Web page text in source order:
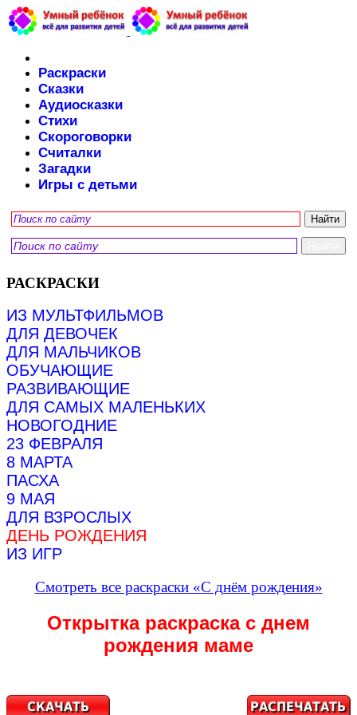
Раскраски
Сказки
Аудиосказки
Стихи
Скороговорки
Считалки
Загадки
Игры с детьми
РАСКРАСКИ
ИЗ МУЛЬТФИЛЬМОВ
ДЛЯ ДЕВОЧЕК
ДЛЯ МАЛЬЧИКОВ
ОБУЧАЮЩИЕ
РАЗВИВАЮЩИЕ
ДЛЯ САМЫХ МАЛЕНЬКИХ
НОВОГОДНИЕ
23 ФЕВРАЛЯ
8 МАРТА
ПАСХА
9 МАЯ
ДЛЯ ВЗРОСЛЫХ
ДЕНЬ РОЖДЕНИЯ
ИЗ ИГР
Смотреть все раскраски «С днём рождения»
Открытка раскраска с днем
рождения маме